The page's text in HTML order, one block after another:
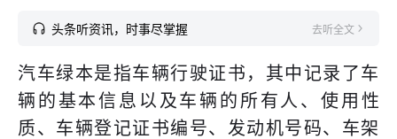
头条听资讯，时事尽掌握 去听全文
汽车绿本是指车辆行驶证书，其中记录了车
辆的基本信息以及车辆的所有人、使用性
质、车辆登记证书编号、发动机号码、车架